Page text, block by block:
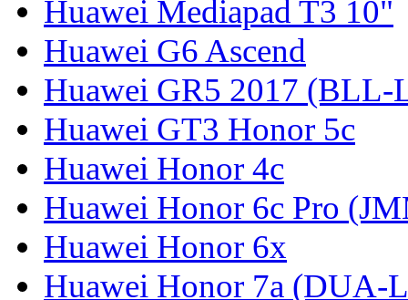
Huawei Mediapad T3 10"
Huawei G6 Ascend
Huawei GR5 2017 (BLL-
Huawei GT3 Honor 5c
Huawei Honor 4c
Huawei Honor 6c Pro
Huawei Honor 6x
Huawei Honor 7a (DUA-